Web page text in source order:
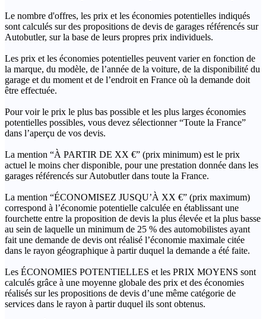
Le nombre d'offres, les prix et les économies potentielles indiqués
sont calculés sur des propositions de devis de garages référencés sur
Autobutler, sur la base de leurs propres prix individuels.
Les prix et les économies potentielles peuvent varier en fonction de
la marque, du modèle, de l’année de la voiture, de la disponibilité du
garage et du moment et de l’endroit en France où la demande doit
être effectuée.
Pour voir le prix le plus bas possible et les plus larges économies
potentielles possibles, vous devez sélectionner “Toute la France”
dans l’aperçu de vos devis.
La mention “À PARTIR DE XX €” (prix minimum) est le prix
actuel le moins cher disponible, pour une prestation donnée dans les
garages référencés sur Autobutler dans toute la France.
La mention “ÉCONOMISEZ JUSQU’À XX €” (prix maximum)
correspond à l’économie potentielle calculée en établissant une
fourchette entre la proposition de devis la plus élevée et la plus basse
au sein de laquelle un minimum de 25 % des automobilistes ayant
fait une demande de devis ont réalisé l’économie maximale citée
dans le rayon géographique à partir duquel la demande a été faite.
Les ÉCONOMIES POTENTIELLES et les PRIX MOYENS sont
calculés grâce à une moyenne globale des prix et des économies
réalisés sur les propositions de devis d’une même catégorie de
services dans le rayon à partir duquel ils sont obtenus.